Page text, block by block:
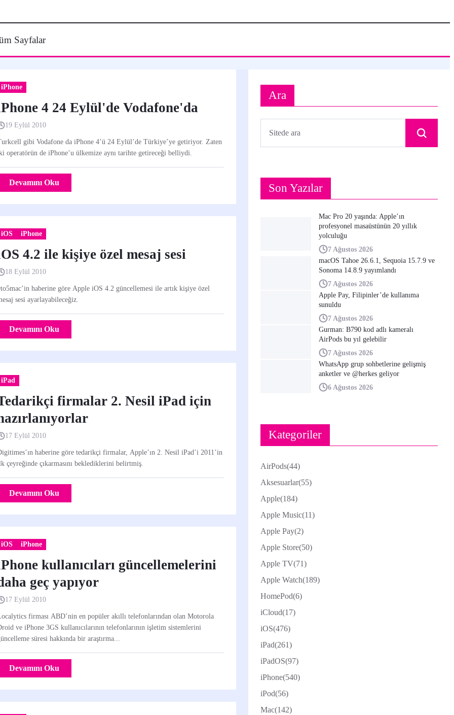
Sayfalar
iPhone
4 24 Eylül'de Vodafone'da
19 Eylül 2010
gibi Vodafone da iPhone 4’ü 24 Eylül’de Türkiye’ye getiriyor. Zaten
operatörün de iPhone’u ülkemize aynı tarihte getireceği belliydi.
Devamını Oku
iOS iPhone
4.2 ile kişiye özel mesaj sesi
18 Eylül 2010
haberine göre Apple iOS 4.2 güncellemesi ile artık kişiye özel
sesi ayarlayabileceğiz.
Devamını Oku
iPad
firmalar 2. Nesil iPad için
17 Eylül 2010
haberine göre tedarikçi firmalar, Apple’ın 2. Nesil iPad’i 2011’in
çeyreğinde çıkarmasını beklediklerini belirtmiş.
Devamını Oku
iOS iPhone
kullanıcıları güncellemelerini
geç yapıyor
17 Eylül 2010
firması ABD’nin en popüler akıllı telefonlarından olan Motorola
ve iPhone 3GS kullanıcılarının telefonlarının işletim sistemlerini
süresi hakkında bir araştırma...
Devamını Oku
Ara
Son Yazılar
Mac Pro 20 yaşında: Apple’ın
profesyonel masaüstünün 20 yıllık
yolculuğu
7 Ağustos 2026
macOS Tahoe 26.6.1, Sequoia 15.7.9 ve
Sonoma 14.8.9 yayımlandı
7 Ağustos 2026
Apple Pay, Filipinler’de kullanıma
sunuldu
7 Ağustos 2026
Gurman: B790 kod adlı kameralı
AirPods bu yıl gelebilir
7 Ağustos 2026
WhatsApp grup sohbetlerine gelişmiş
anketler ve @herkes geliyor
6 Ağustos 2026
Kategoriler
AirPods(44)
Aksesuarlar(55)
Apple(184)
Apple Music(11)
Apple Pay(2)
Apple Store(50)
Apple TV(71)
Apple Watch(189)
HomePod(6)
iCloud(17)
iOS(476)
iPad(261)
iPadOS(97)
iPhone(540)
iPod(56)
Mac(142)